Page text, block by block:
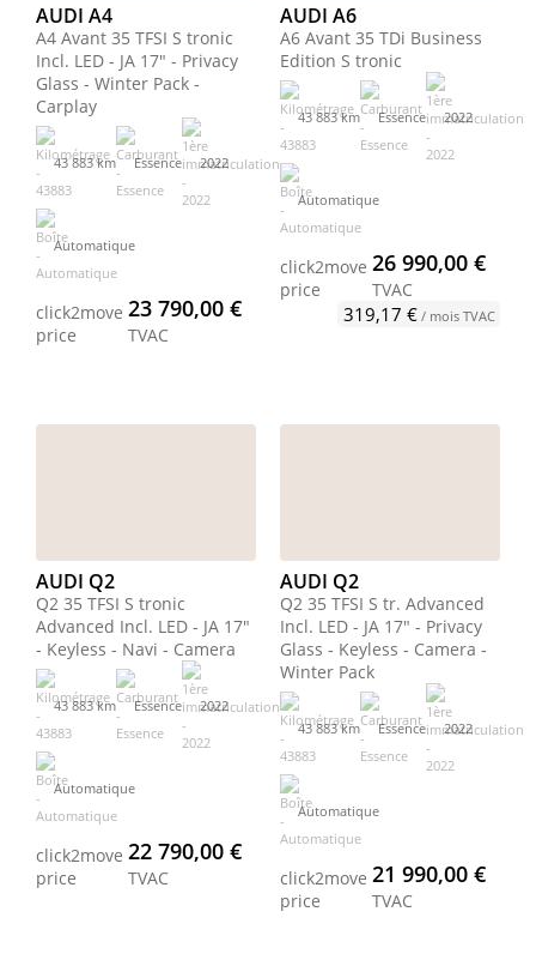
AUDI A4
A4 Avant 35 TFSI S tronic
Incl. LED - JA 17" - Privacy
Glass - Winter Pack -
Carplay
43 883 km Essence 2022
Automatique
click2move
price
23 790,00 €
TVAC
AUDI A6
A6 Avant 35 TDi Business
Edition S tronic
43 883 km Essence 2022
Automatique
click2move
price
26 990,00 €
TVAC
319,17 €/ mois TVAC
AUDI Q2
Q2 35 TFSI S tronic
Advanced Incl. LED - JA 17"
- Keyless - Navi - Camera
43 883 km Essence 2022
Automatique
click2move
price
22 790,00 €
TVAC
AUDI Q2
Q2 35 TFSI S tr. Advanced
Incl. LED - JA 17" - Privacy
Glass - Keyless - Camera -
Winter Pack
43 883 km Essence 2022
Automatique
click2move
price
21 990,00 €
TVAC